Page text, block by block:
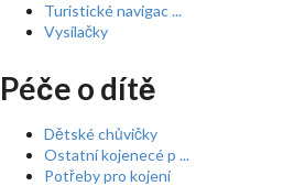
Turistické navigac ...
Vysílačky
Péče o dítě
Dětské chůvičky
Ostatní kojenecé p ...
Potřeby pro kojení